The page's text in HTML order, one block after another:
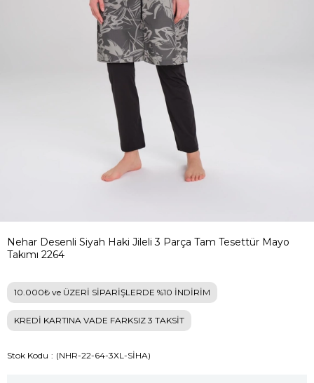
Nehar Desenli Siyah Haki Jileli 3 Parça Tam Tesettür Mayo
Takımı 2264
10.000₺ ve ÜZERİ SİPARİŞLERDE %10 İNDİRİM
KREDİ KARTINA VADE FARKSIZ 3 TAKSİT
Stok Kodu (NHR-22-64-3XL-SİHA)